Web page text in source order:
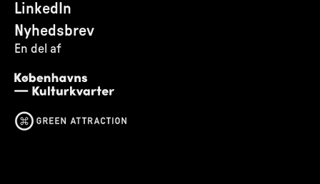
LinkedIn
Nyhedsbrev
En del af